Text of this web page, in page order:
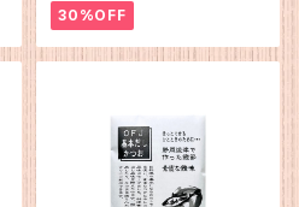
30%OFF